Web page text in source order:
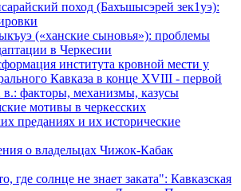
поход (Бахъшысэрей зек1уэ):
(«ханские сыновья»): проблемы
в Черкесии
института кровной мести у
Кавказа в конце XVIII - первой
факторы, механизмы, казусы
мотивы в черкесских
преданиях и их исторические
о владельцах Чижок-Кабак
где солнце не знает заката": Кавказская